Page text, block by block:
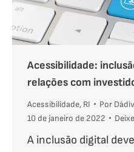
Acessibilidade:
relações com
Acessibilidade, RI Por
10 de janeiro de 2022
A inclusão digital